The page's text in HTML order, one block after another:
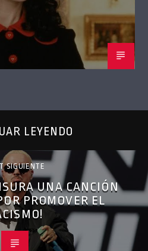
LEYENDO
SIGUIENTE
UNA CANCIÓN
PROMOVER EL